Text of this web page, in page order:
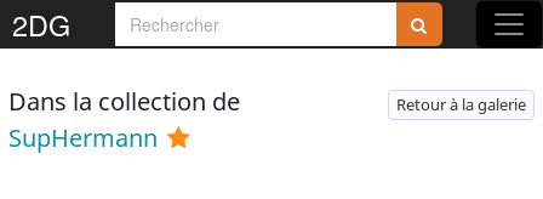
2DG
Dans la collection de
SupHermann
Retour à la galerie